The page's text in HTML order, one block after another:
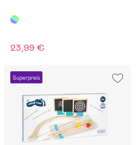
23,99 €
Superpreis